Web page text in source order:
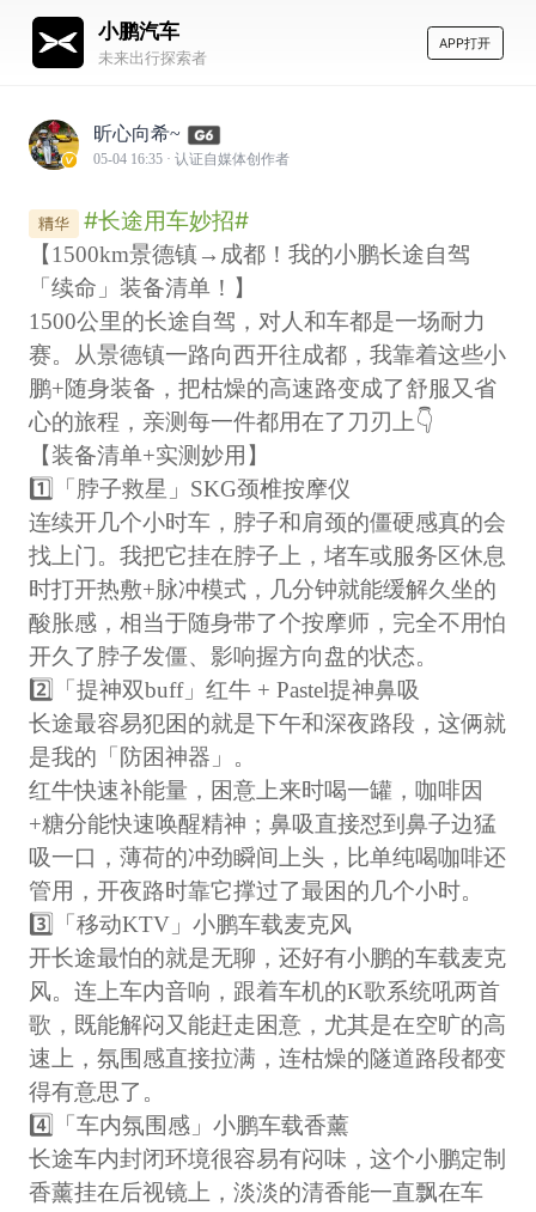
小鹏汽车
未来出行探索者
APP打开
昕心向希~
05-04 16:35 · 认证自媒体创作者
#长途用车妙招#
【1500km景德镇→成都！我的小鹏长途自驾
「续命」装备清单！】
1500公里的长途自驾，对人和车都是一场耐力
赛。从景德镇一路向西开往成都，我靠着这些小
鹏+随身装备，把枯燥的高速路变成了舒服又省
心的旅程，亲测每一件都用在了刀刃上👇
【装备清单+实测妙用】
1️⃣「脖子救星」SKG颈椎按摩仪
连续开几个小时车，脖子和肩颈的僵硬感真的会
找上门。我把它挂在脖子上，堵车或服务区休息
时打开热敷+脉冲模式，几分钟就能缓解久坐的
酸胀感，相当于随身带了个按摩师，完全不用怕
开久了脖子发僵、影响握方向盘的状态。
2️⃣「提神双buff」红牛 + Pastel提神鼻吸
长途最容易犯困的就是下午和深夜路段，这俩就
是我的「防困神器」。
红牛快速补能量，困意上来时喝一罐，咖啡因
+糖分能快速唤醒精神；鼻吸直接怼到鼻子边猛
吸一口，薄荷的冲劲瞬间上头，比单纯喝咖啡还
管用，开夜路时靠它撑过了最困的几个小时。
3️⃣「移动KTV」小鹏车载麦克风
开长途最怕的就是无聊，还好有小鹏的车载麦克
风。连上车内音响，跟着车机的K歌系统吼两首
歌，既能解闷又能赶走困意，尤其是在空旷的高
速上，氛围感直接拉满，连枯燥的隧道路段都变
得有意思了。
4️⃣「车内氛围感」小鹏车载香薰
长途车内封闭环境很容易有闷味，这个小鹏定制
香薰挂在后视镜上，淡淡的清香能一直飘在车